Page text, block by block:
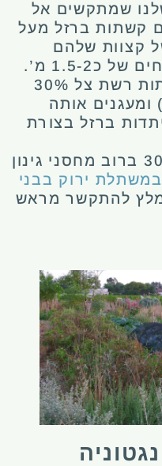
שמתקשים אל
קשתות ברזל מעל
קצוות שלהם
בשולי הערוגה במרווחים של כ1.5-2 מ’.
פורסים על פני הקשתות רשת צל 30%
2 מטר) ומעגנים אותה
ברזל בצורת
*תוכלו להשיג רשת צל 30% ברוב מחסני גינון
במשתלת ירוק בבני
להתקשר מראש